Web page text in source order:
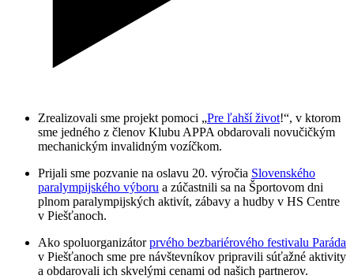
Zrealizovali sme projekt pomoci „Pre ľahší život!“, v ktorom
sme jedného z členov Klubu APPA obdarovali novučičkým
mechanickým invalidným vozíčkom.
Prijali sme pozvanie na oslavu 20. výročia Slovenského
paralympijského výboru a zúčastnili sa na Športovom dni
plnom paralympijských aktivít, zábavy a hudby v HS Centre
v Piešťanoch.
Ako spoluorganizátorprvého bezbariérového festivalu Paráda
v Piešťanoch sme pre návštevníkov pripravili súťažné aktivity
a obdarovali ich skvelými cenami od našich partnerov.